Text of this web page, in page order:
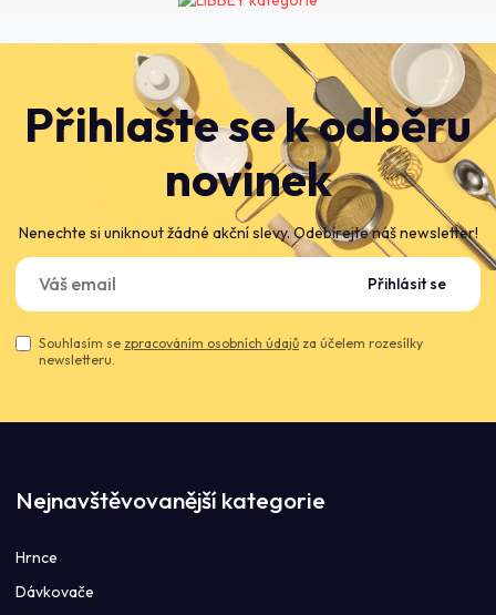
Přihlašte se k odběru
novinek
Nenechte si uniknout žádné akční slevy. Odebírejte náš newsletter!
Přihlásit se
Souhlasím se zpracováním osobních údajů za účelem rozesílky
newsletteru.
Nejnavštěvovanější kategorie
Hrnce
Dávkovače